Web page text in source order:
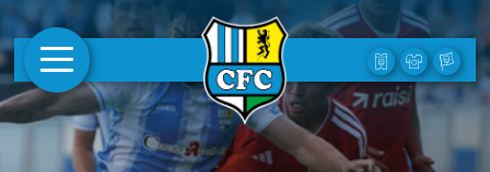
AKTUELLES